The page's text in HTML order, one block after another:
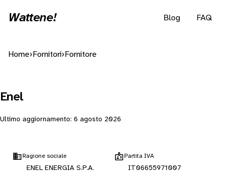
Wattene! Blog FAQ
Home› Fornitori› Fornitore
Enel
Ultimo aggiornamento: 6 agosto 2026
Ragione sociale
ENEL ENERGIA S.P.A.
Partita IVA
IT06655971007